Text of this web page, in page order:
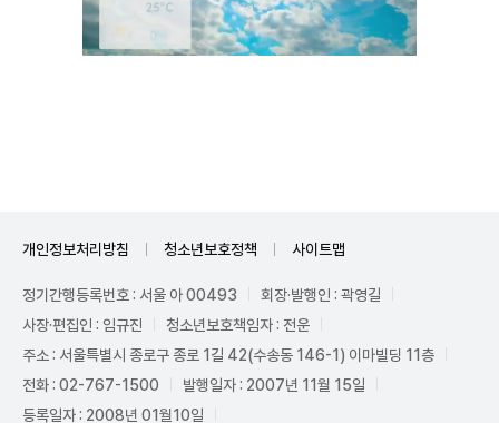
개인정보처리방침 청소년보호정책 사이트맵
정기간행등록번호 : 서울 아 00493
회장·발행인 : 곽영길
사장·편집인 : 임규진
청소년보호책임자 : 전운
주소 : 서울특별시 종로구 종로 1길 42(수송동 146-1) 이마빌딩 11층
전화 : 02-767-1500
발행일자 : 2007년 11월 15일
등록일자 : 2008년 01월10일